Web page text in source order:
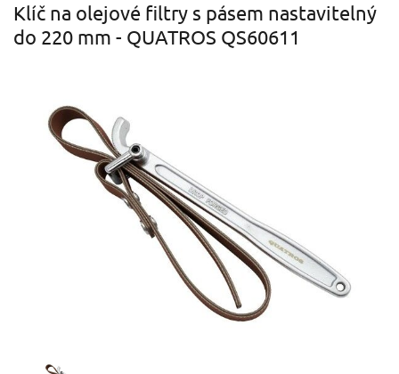
Klíč na olejové filtry s pásem nastavitelný
do 220 mm - QUATROS QS60611